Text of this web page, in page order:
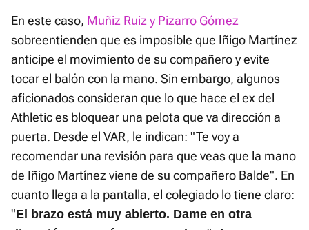
En este caso, Muñiz Ruiz y Pizarro Gómez
sobreentienden que es imposible que Iñigo Martínez
anticipe el movimiento de su compañero y evite
tocar el balón con la mano. Sin embargo, algunos
aficionados consideran que lo que hace el ex del
Athletic es bloquear una pelota que va dirección a
puerta. Desde el VAR, le indican: "Te voy a
recomendar una revisión para que veas que la mano
de Iñigo Martínez viene de su compañero Balde". En
cuanto llega a la pantalla, el colegiado lo tiene claro:
"El brazo está muy abierto. Dame en otra